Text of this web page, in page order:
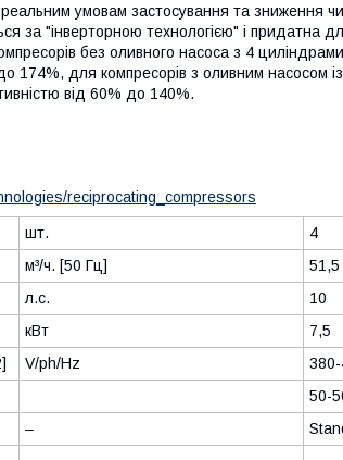
умовам застосування та зниження
за "інверторною технологією" і придатна
без оливного насоса з 4
174%, для компресорів з оливним насосом
від 60% до 140%.
reciprocating_compressors
шт.
4
м³/ч. [50 Гц]
51,5
л.с.
10
кВт
7,5
V/ph/Hz
50-
–